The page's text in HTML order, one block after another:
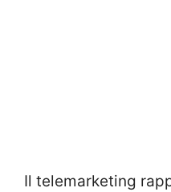
Il telemarketing